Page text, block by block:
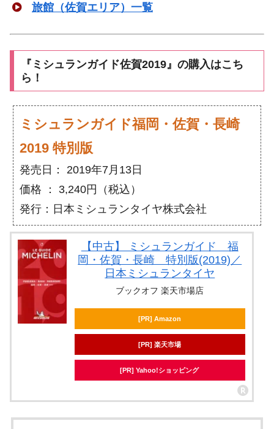
旅館（佐賀エリア）一覧
『ミシュランガイド佐賀2019』の購入はこち
ら！
ミシュランガイド福岡・佐賀・長崎
2019 特別版
発売日： 2019年7月13日
価格 ： 3,240円（税込）
発行：日本ミシュランタイヤ株式会社
【中古】 ミシュランガイド 福
岡・佐賀・長崎 特別版(2019)／
日本ミシュランタイヤ
ブックオフ 楽天市場店
[PR] Amazon
[PR] 楽天市場
[PR] Yahoo!ショッピング